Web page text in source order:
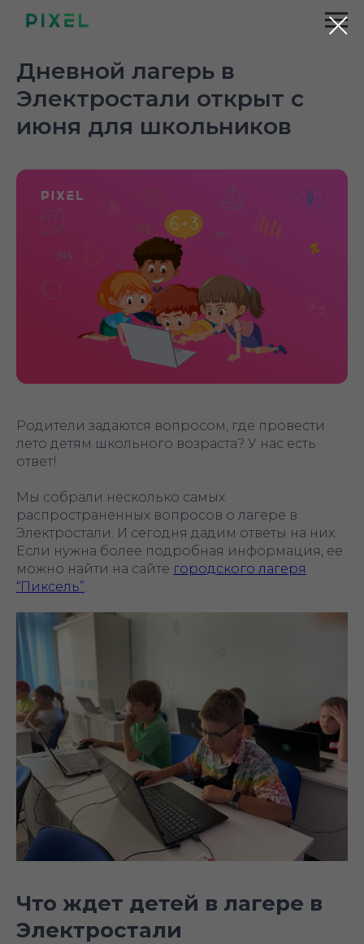
Дневной лагерь в
Электростали открыт с
июня для школьников
Родители задаются вопросом, где провести
лето детям школьного возраста? У нас есть
ответ!
Мы собрали несколько самых
распространенных вопросов о лагере в
Электростали. И сегодня дадим ответы на них.
Если нужна более подробная информация, ее
можно найти на сайте городского лагеря
“Пиксель”.
Что ждет детей в лагере в
Электростали